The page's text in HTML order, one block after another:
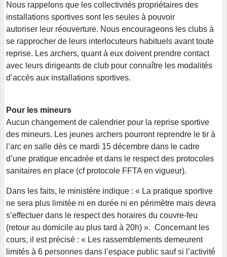
Nous rappelons que les collectivités propriétaires des
installations sportives sont les seules à pouvoir
autoriser leur réouverture. Nous encourageons les clubs à
se rapprocher de leurs interlocuteurs habituels avant toute
reprise. Les archers, quant à eux doivent prendre contact
avec leurs dirigeants de club pour connaître les modalités
d’accès aux installations sportives.
Pour les mineurs
Aucun changement de calendrier pour la reprise sportive
des mineurs. Les jeunes archers pourront reprendre le tir à
l’arc en salle dès ce mardi 15 décembre dans le cadre
d’une pratique encadrée et dans le respect des protocoles
sanitaires en place (cf protocole FFTA en vigueur).
Dans les faits, le ministère indique : « La pratique sportive
ne sera plus limitée ni en durée ni en périmètre mais devra
s’effectuer dans le respect des horaires du couvre-feu
(retour au domicile au plus tard à 20h) ». Concernant les
cours, il est précisé : « Les rassemblements demeurent
limités à 6 personnes dans l’espace public sauf si l’activité́